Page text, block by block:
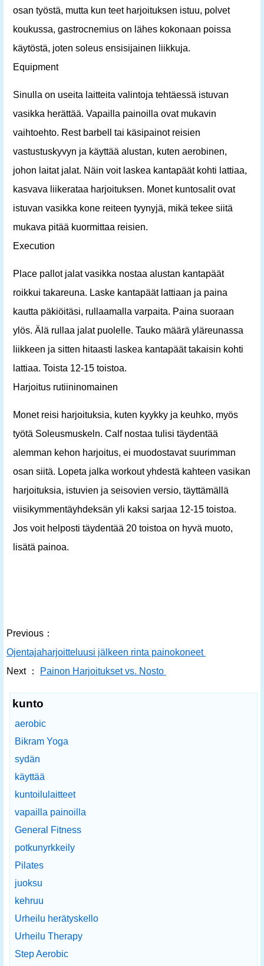
osan työstä, mutta kun teet harjoituksen istuu, polvet
koukussa, gastrocnemius on lähes kokonaan poissa
käytöstä, joten soleus ensisijainen liikkuja.
Equipment
Sinulla on useita laitteita valintoja tehtäessä istuvan
vasikka herättää. Vapailla painoilla ovat mukavin
vaihtoehto. Rest barbell tai käsipainot reisien
vastustuskyvyn ja käyttää alustan, kuten aerobinen,
johon laitat jalat. Näin voit laskea kantapäät kohti lattiaa,
kasvava liikerataa harjoituksen. Monet kuntosalit ovat
istuvan vasikka kone reiteen tyynyjä, mikä tekee siitä
mukava pitää kuormittaa reisien.
Execution
Place pallot jalat vasikka nostaa alustan kantapäät
roikkui takareuna. Laske kantapäät lattiaan ja paina
kautta päkiöitäsi, rullaamalla varpaita. Paina suoraan
ylös. Älä rullaa jalat puolelle. Tauko määrä yläreunassa
liikkeen ja sitten hitaasti laskea kantapäät takaisin kohti
lattiaa. Toista 12-15 toistoa.
Harjoitus rutiininomainen
Monet reisi harjoituksia, kuten kyykky ja keuhko, myös
työtä Soleusmuskeln. Calf nostaa tulisi täydentää
alemman kehon harjoitus, ei muodostavat suurimman
osan siitä. Lopeta jalka workout yhdestä kahteen vasikan
harjoituksia, istuvien ja seisovien versio, täyttämällä
viisikymmentäyhdeksän yli kaksi sarjaa 12-15 toistoa.
Jos voit helposti täydentää 20 toistoa on hyvä muoto,
lisätä painoa.
Previous：
Ojentajaharjoitteluusi jälkeen rinta painokoneet
Next ：
Painon Harjoitukset vs. Nosto
kunto
aerobic
Bikram Yoga
sydän
käyttää
kuntoilulaitteet
vapailla painoilla
General Fitness
potkunyrkkeily
Pilates
juoksu
kehruu
Urheilu herätyskello
Urheilu Therapy
Step Aerobic